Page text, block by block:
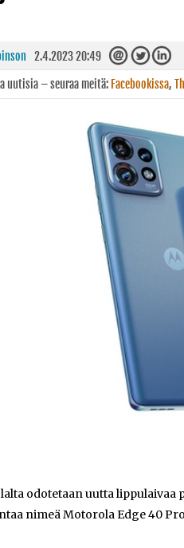
2.4.2023 20:49
uutisia – seuraa meitä: Facebookissa,
odotetaan uutta lippulaivaa
nimeä Motorola Edge 40